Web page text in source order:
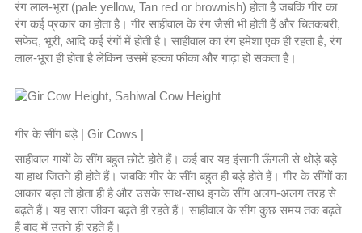
रंग लाल-भूरा (pale yellow, Tan red or brownish) होता है जबकि गीर का
रंग कई प्रकार का होता है। गीर साहीवाल के रंग जैसी भी होती हैं और चितकबरी,
सफेद, भूरी, आदि कई रंगों में होती है। साहीवाल का रंग हमेशा एक ही रहता है, रंग
लाल-भूरा ही होता है लेकिन उसमें हल्का फीका और गाढ़ा हो सकता है।
गीर के सींग बड़े | Gir Cows |
साहीवाल गायों के सींग बहुत छोटे होते हैं। कई बार यह इंसानी ऊँगली से थोड़े बड़े
या हाथ जितने ही होते हैं। जबकि गीर के सींग बहुत ही बड़े होते हैं। गीर के सींगों का
आकार बड़ा तो होता ही है और उसके साथ-साथ इनके सींग अलग-अलग तरह से
बढ़ते हैं। यह सारा जीवन बढ़ते ही रहते हैं। साहीवाल के सींग कुछ समय तक बढ़ते
हैं बाद में उतने ही रहते हैं।